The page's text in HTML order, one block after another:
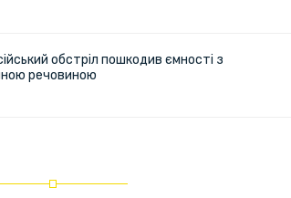
обстріл пошкодив ємності з
речовиною